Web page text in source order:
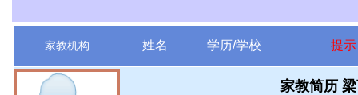
家教机构 姓名 学历/学校 提
家教简历